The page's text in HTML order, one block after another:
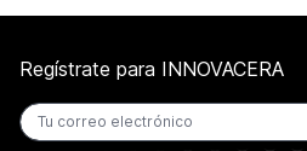
Regístrate para INNOVACERA